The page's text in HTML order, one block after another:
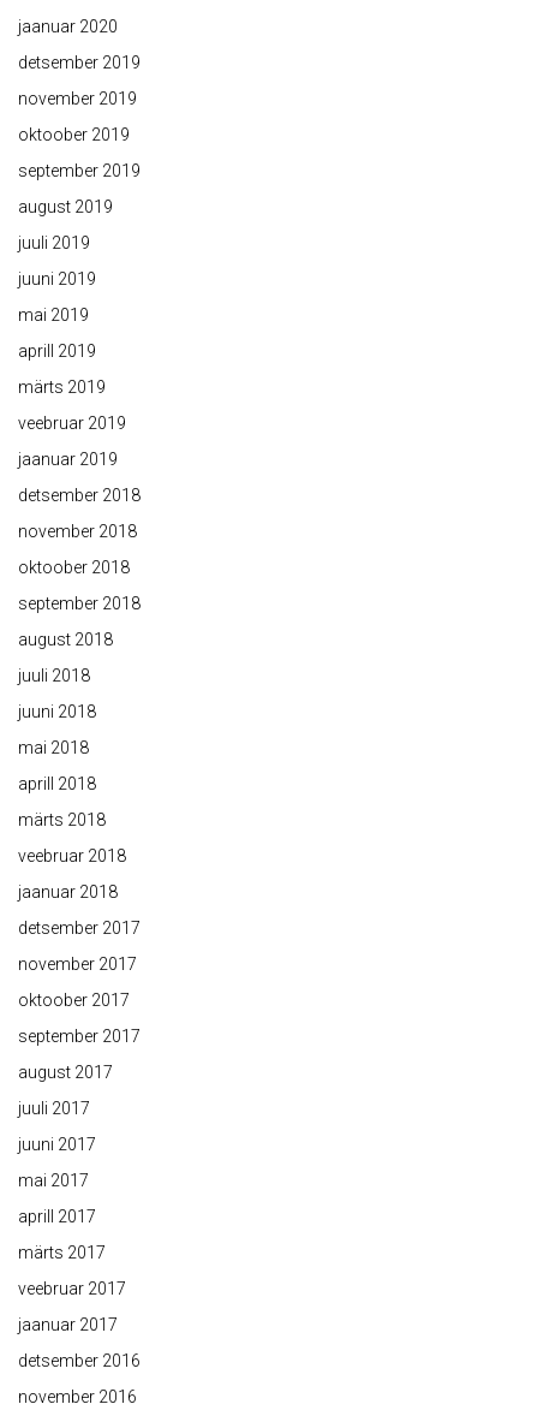
jaanuar 2020
detsember 2019
november 2019
oktoober 2019
september 2019
august 2019
juuli 2019
juuni 2019
mai 2019
aprill 2019
märts 2019
veebruar 2019
jaanuar 2019
detsember 2018
november 2018
oktoober 2018
september 2018
august 2018
juuli 2018
juuni 2018
mai 2018
aprill 2018
märts 2018
veebruar 2018
jaanuar 2018
detsember 2017
november 2017
oktoober 2017
september 2017
august 2017
juuli 2017
juuni 2017
mai 2017
aprill 2017
märts 2017
veebruar 2017
jaanuar 2017
detsember 2016
november 2016